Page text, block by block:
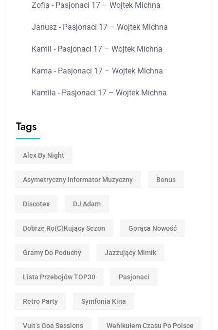
Zofia - Pasjonaci 17 – Wojtek Michna
Janusz - Pasjonaci 17 – Wojtek Michna
Kamil - Pasjonaci 17 – Wojtek Michna
Kama - Pasjonaci 17 – Wojtek Michna
Kamila - Pasjonaci 17 – Wojtek Michna
Tags
Alex By Night
Asymetryczny Informator Muzyczny Bonus
Discotex DJ Adam
Dobrze Ro(c)kujący Sezon Gorąca Nowość
Gramy Do Poduchy Jazzujący Mimik
Lista Przebojów TOP30 Pasjonaci
Retro Party Symfonia Kina
Vult’s Goa Sessions Wehikułem Czasu Po Polsce